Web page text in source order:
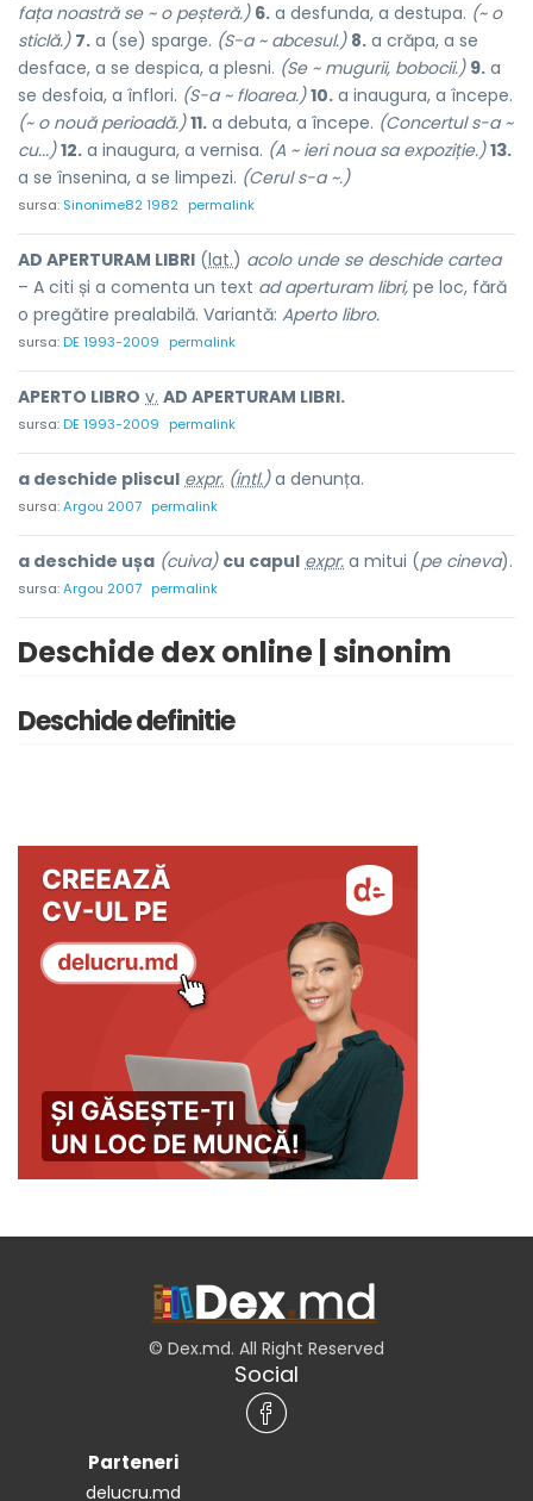
fața noastră se ~ o peșteră.) 6. a desfunda, a destupa. (~ o
sticlă.) 7. a (se) sparge. (S-a ~ abcesul.) 8. a crăpa, a se
desface, a se despica, a plesni. (Se ~ mugurii, bobocii.) 9. a
se desfoia, a înflori. (S-a ~ floarea.) 10. a inaugura, a începe.
(~ o nouă perioadă.) 11. a debuta, a începe. (Concertul s-a ~
cu...) 12. a inaugura, a vernisa. (A ~ ieri noua sa expoziție.) 13.
a se însenina, a se limpezi. (Cerul s-a ~.)
sursa: Sinonime82 1982 permalink
AD APERTURAM LIBRI (lat.) acolo unde se deschide cartea
– A citi și a comenta un text ad aperturam libri, pe loc, fără
o pregătire prealabilă. Variantă: Aperto libro.
sursa:DE 1993-2009 permalink
APERTO LIBRO v. AD APERTURAM LIBRI.
sursa:DE 1993-2009 permalink
a deschide pliscul expr. (intl.)a denunța.
sursa:Argou 2007 permalink
a deschide ușa (cuiva) cu capul expr. a mitui (pe cineva).
sursa:Argou 2007 permalink
Deschide dex online | sinonim
Deschide definitie
© Dex.md. All Right Reserved
Social
Parteneri
delucru.md